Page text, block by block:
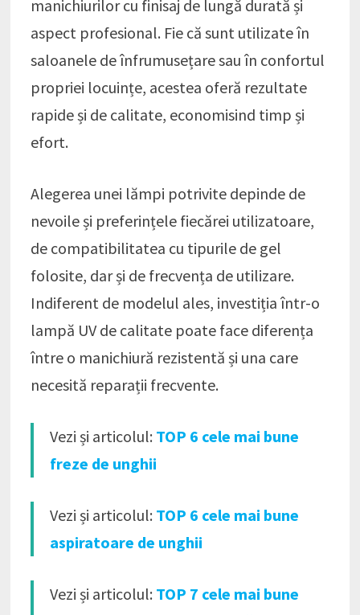
manichiurilor cu finisaj de lungă durată și
aspect profesional. Fie că sunt utilizate în
saloanele de înfrumusețare sau în confortul
propriei locuințe, acestea oferă rezultate
rapide și de calitate, economisind timp și
efort.
Alegerea unei lămpi potrivite depinde de
nevoile și preferințele fiecărei utilizatoare,
de compatibilitatea cu tipurile de gel
folosite, dar și de frecvența de utilizare.
Indiferent de modelul ales, investiția într-o
lampă UV de calitate poate face diferența
între o manichiură rezistentă și una care
necesită reparații frecvente.
Vezi și articolul: TOP 6 cele mai bune
freze de unghii
Vezi și articolul: TOP 6 cele mai bune
aspiratoare de unghii
Vezi și articolul: TOP 7 cele mai bune